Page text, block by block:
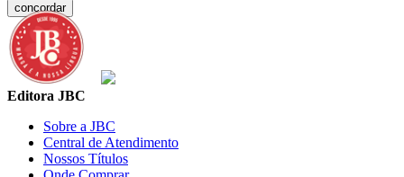
concordar
Editora JBC
Sobre a JBC
Central de Atendimento
Nossos Títulos